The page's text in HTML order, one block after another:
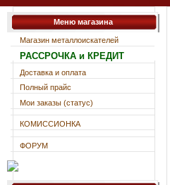
Меню магазина
Магазин металлоискателей
РАССРОЧКА и КРЕДИТ
Доставка и оплата
Полный прайс
Мои заказы (статус)
КОМИССИОНКА
ФОРУМ